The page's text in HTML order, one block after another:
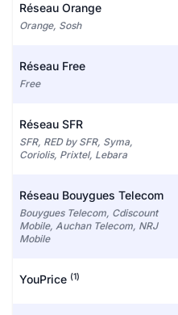
Réseau Orange
Orange, Sosh
Réseau Free
Free
Réseau SFR
SFR, RED by SFR, Syma,
Coriolis, Prixtel, Lebara
Réseau Bouygues Telecom
Bouygues Telecom, Cdiscount
Mobile, Auchan Telecom, NRJ
Mobile
YouPrice (1)